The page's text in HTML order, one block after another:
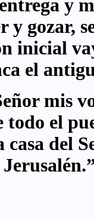
y
y gozar,
inicial
el
mis
todo el
del